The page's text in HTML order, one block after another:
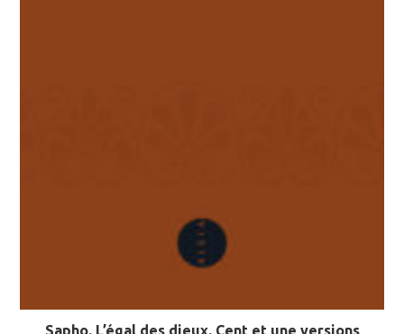
Sapho. L’égal des dieux. Cent et une versions